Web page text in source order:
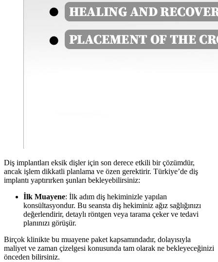
Diş implantları eksik dişler için son derece etkili bir çözümdür,
ancak işlem dikkatli planlama ve özen gerektirir. Türkiye’de diş
implantı yaptırırken şunları bekleyebilirsiniz:
İlk Muayene: İlk adım diş hekiminizle yapılan
konsültasyondur. Bu seansta diş hekiminiz ağız sağlığınızı
değerlendirir, detaylı röntgen veya tarama çeker ve tedavi
planınızı görüşür.
Birçok klinikte bu muayene paket kapsamındadır, dolayısıyla
maliyet ve zaman çizelgesi konusunda tam olarak ne bekleyeceğinizi
önceden bilirsiniz.